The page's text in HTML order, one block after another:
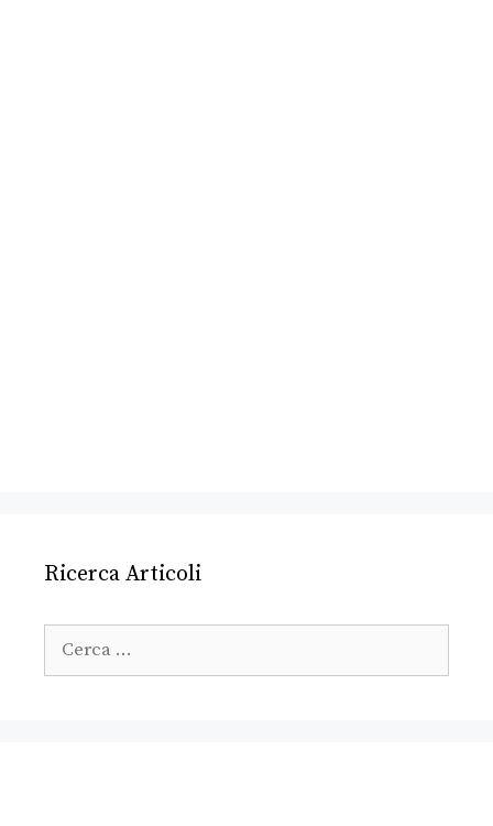
Ricerca Articoli